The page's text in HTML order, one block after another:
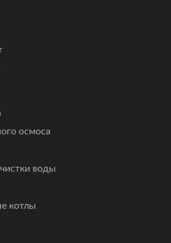
осмоса
воды
котлы